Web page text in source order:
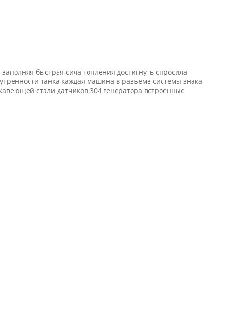
быстрая сила топления достигнуть спросила
танка каждая машина в разъеме системы знака
стали датчиков 304 генератора встроенные